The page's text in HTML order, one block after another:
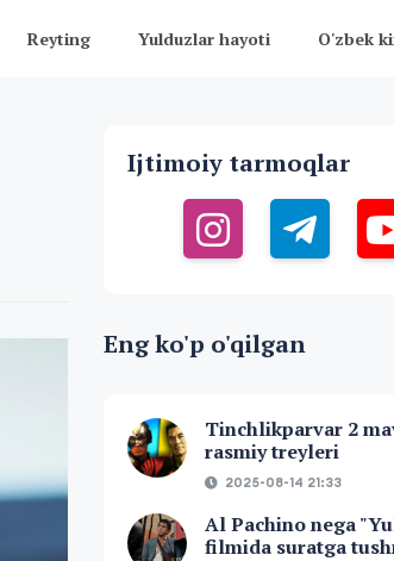
Reyting Yulduzlar hayoti O'zbek
Ijtimoiy tarmoqlar
Eng ko'p o'qilgan
Tinchlikparvar 2
rasmiy treyleri
2025-08-14 21:33
Al Pachino nega
filmida suratga